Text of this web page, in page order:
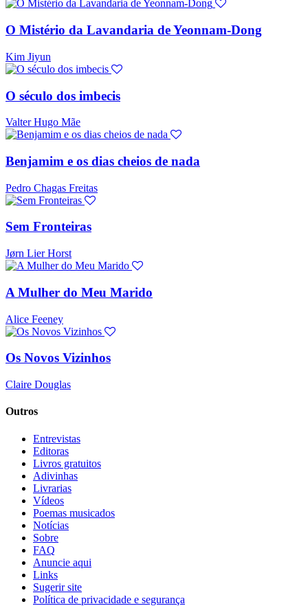
O Mistério da Lavandaria de Yeonnam-Dong
Kim Jiyun
O século dos imbecis
Valter Hugo Mãe
Benjamim e os dias cheios de nada
Pedro Chagas Freitas
Sem Fronteiras
Jørn Lier Horst
A Mulher do Meu Marido
Alice Feeney
Os Novos Vizinhos
Claire Douglas
Outros
Entrevistas
Editoras
Livros gratuitos
Adivinhas
Livrarias
Vídeos
Poemas musicados
Notícias
Sobre
FAQ
Anuncie aqui
Links
Sugerir site
Política de privacidade e segurança